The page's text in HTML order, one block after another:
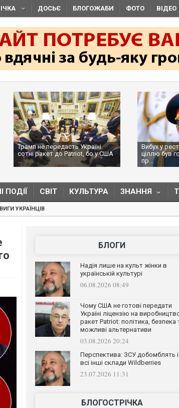
ДОСЬЄ БЛОГОЖАБИ ФОТО ВІДЕО
Трамп не передасть Україні
сотні ракет до Patriot, бо у США
...
Вибух у
ціллю був
пр...
ПОДІЇ СВІТ КУЛЬТУРА ЗНАННЯ
УКРАЇНЦІВ
БЛОГИ
Надія лише на культ жінки в
українській культурі
06.08.2026 08:49
Чому США не готові передати
Україні ліцензію на
ракет Patriot: політика, безпека
можливі альтернативи
03.08.2026 20:24
Перспектива: ЗСУ добомблять і
всі інші склади Wildberries
23.07.2026 11:31
БЛОГОСТРІЧКА